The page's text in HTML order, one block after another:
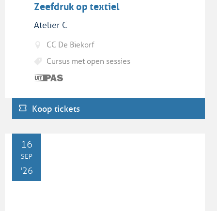
Zeefdruk op textiel
Atelier C
CC De Biekorf
Cursus met open sessies
Dit is
UiTPAS
activiteit.
Koop tickets
WO16
SEP
'26